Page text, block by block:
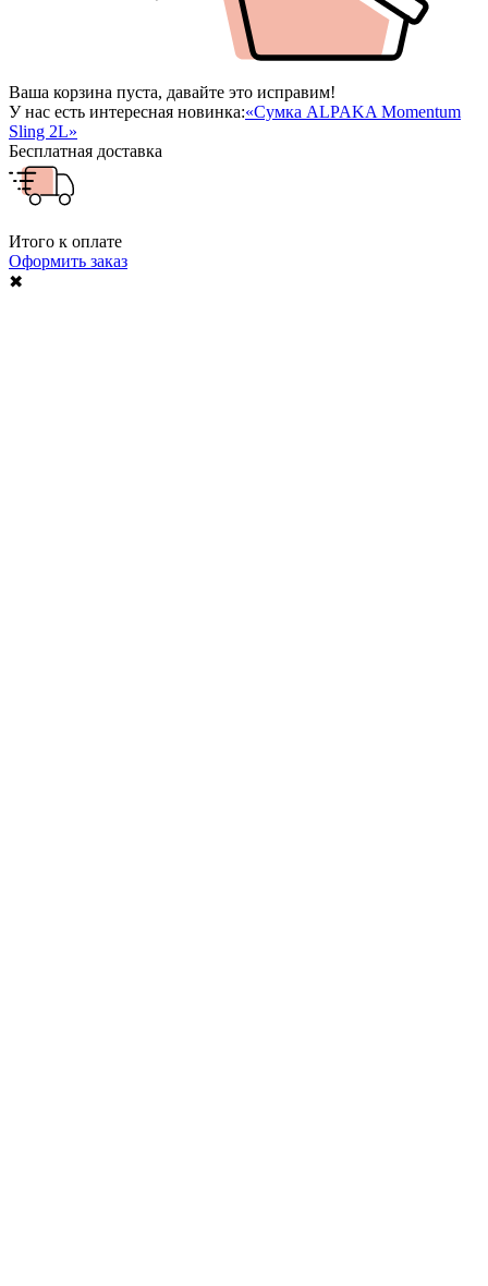
Ваша корзина пуста, давайте это исправим!
У нас есть интересная новинка:«Сумка ALPAKA Momentum
Sling 2L»
Бесплатная доставка
Итого к оплате
Оформить заказ
✖